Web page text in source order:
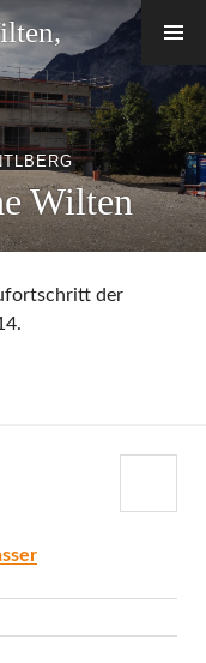
Wilten
der